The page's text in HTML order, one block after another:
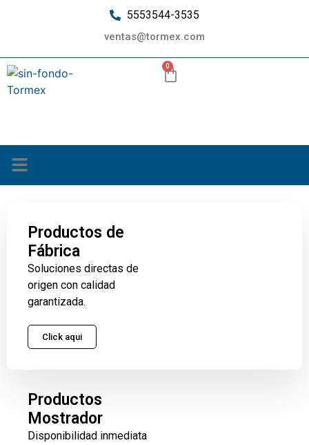
5553544-3535
ventas@tormex.com
0
Productos de
Fábrica
Soluciones directas de
origen con calidad
garantizada.
Click aqui
Productos
Mostrador
Disponibilidad inmediata